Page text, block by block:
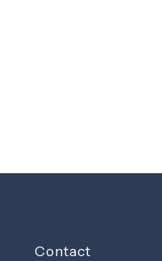
Contact